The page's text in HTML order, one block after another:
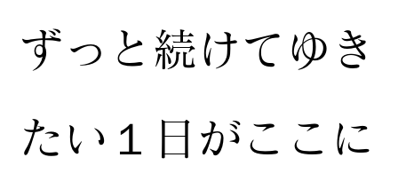
ずっと続けてゆき
たい１日がここに